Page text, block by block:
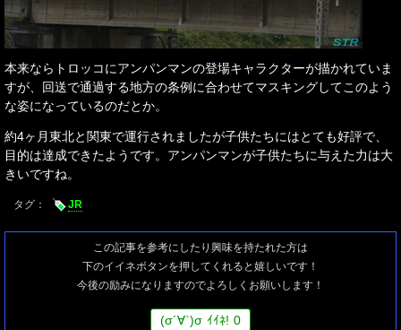
本来ならトロッコにアンパンマンの登場キャラクターが描かれていま
すが、回送で通過する地方の条例に合わせてマスキングしてこのよう
な姿になっているのだとか。
約4ヶ月東北と関東で運行されましたが子供たちにはとても好評で、
目的は達成できたようです。アンパンマンが子供たちに与えた力は大
きいですね。
タグ： JR
この記事を参考にしたり興味を持たれた方は
下のイイネボタンを押してくれると嬉しいです！
今後の励みになりますのでよろしくお願いします！
(σ´∀`)σ ｲｲﾈ! 0